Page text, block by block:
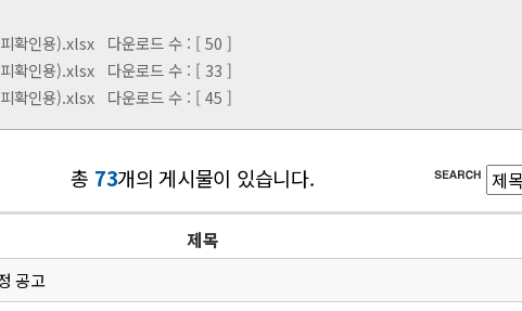
확인용).xlsx다운로드 수 : [ 50 ]
확인용).xlsx다운로드 수 : [ 33 ]
확인용).xlsx다운로드 수 : [ 45 ]
총 73개의 게시물이 있습니다.
제목
공고